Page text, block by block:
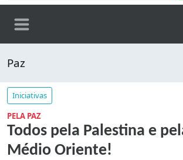
Paz
Iniciativas
PELA PAZ
Todos pela Palestina e
Médio Oriente!